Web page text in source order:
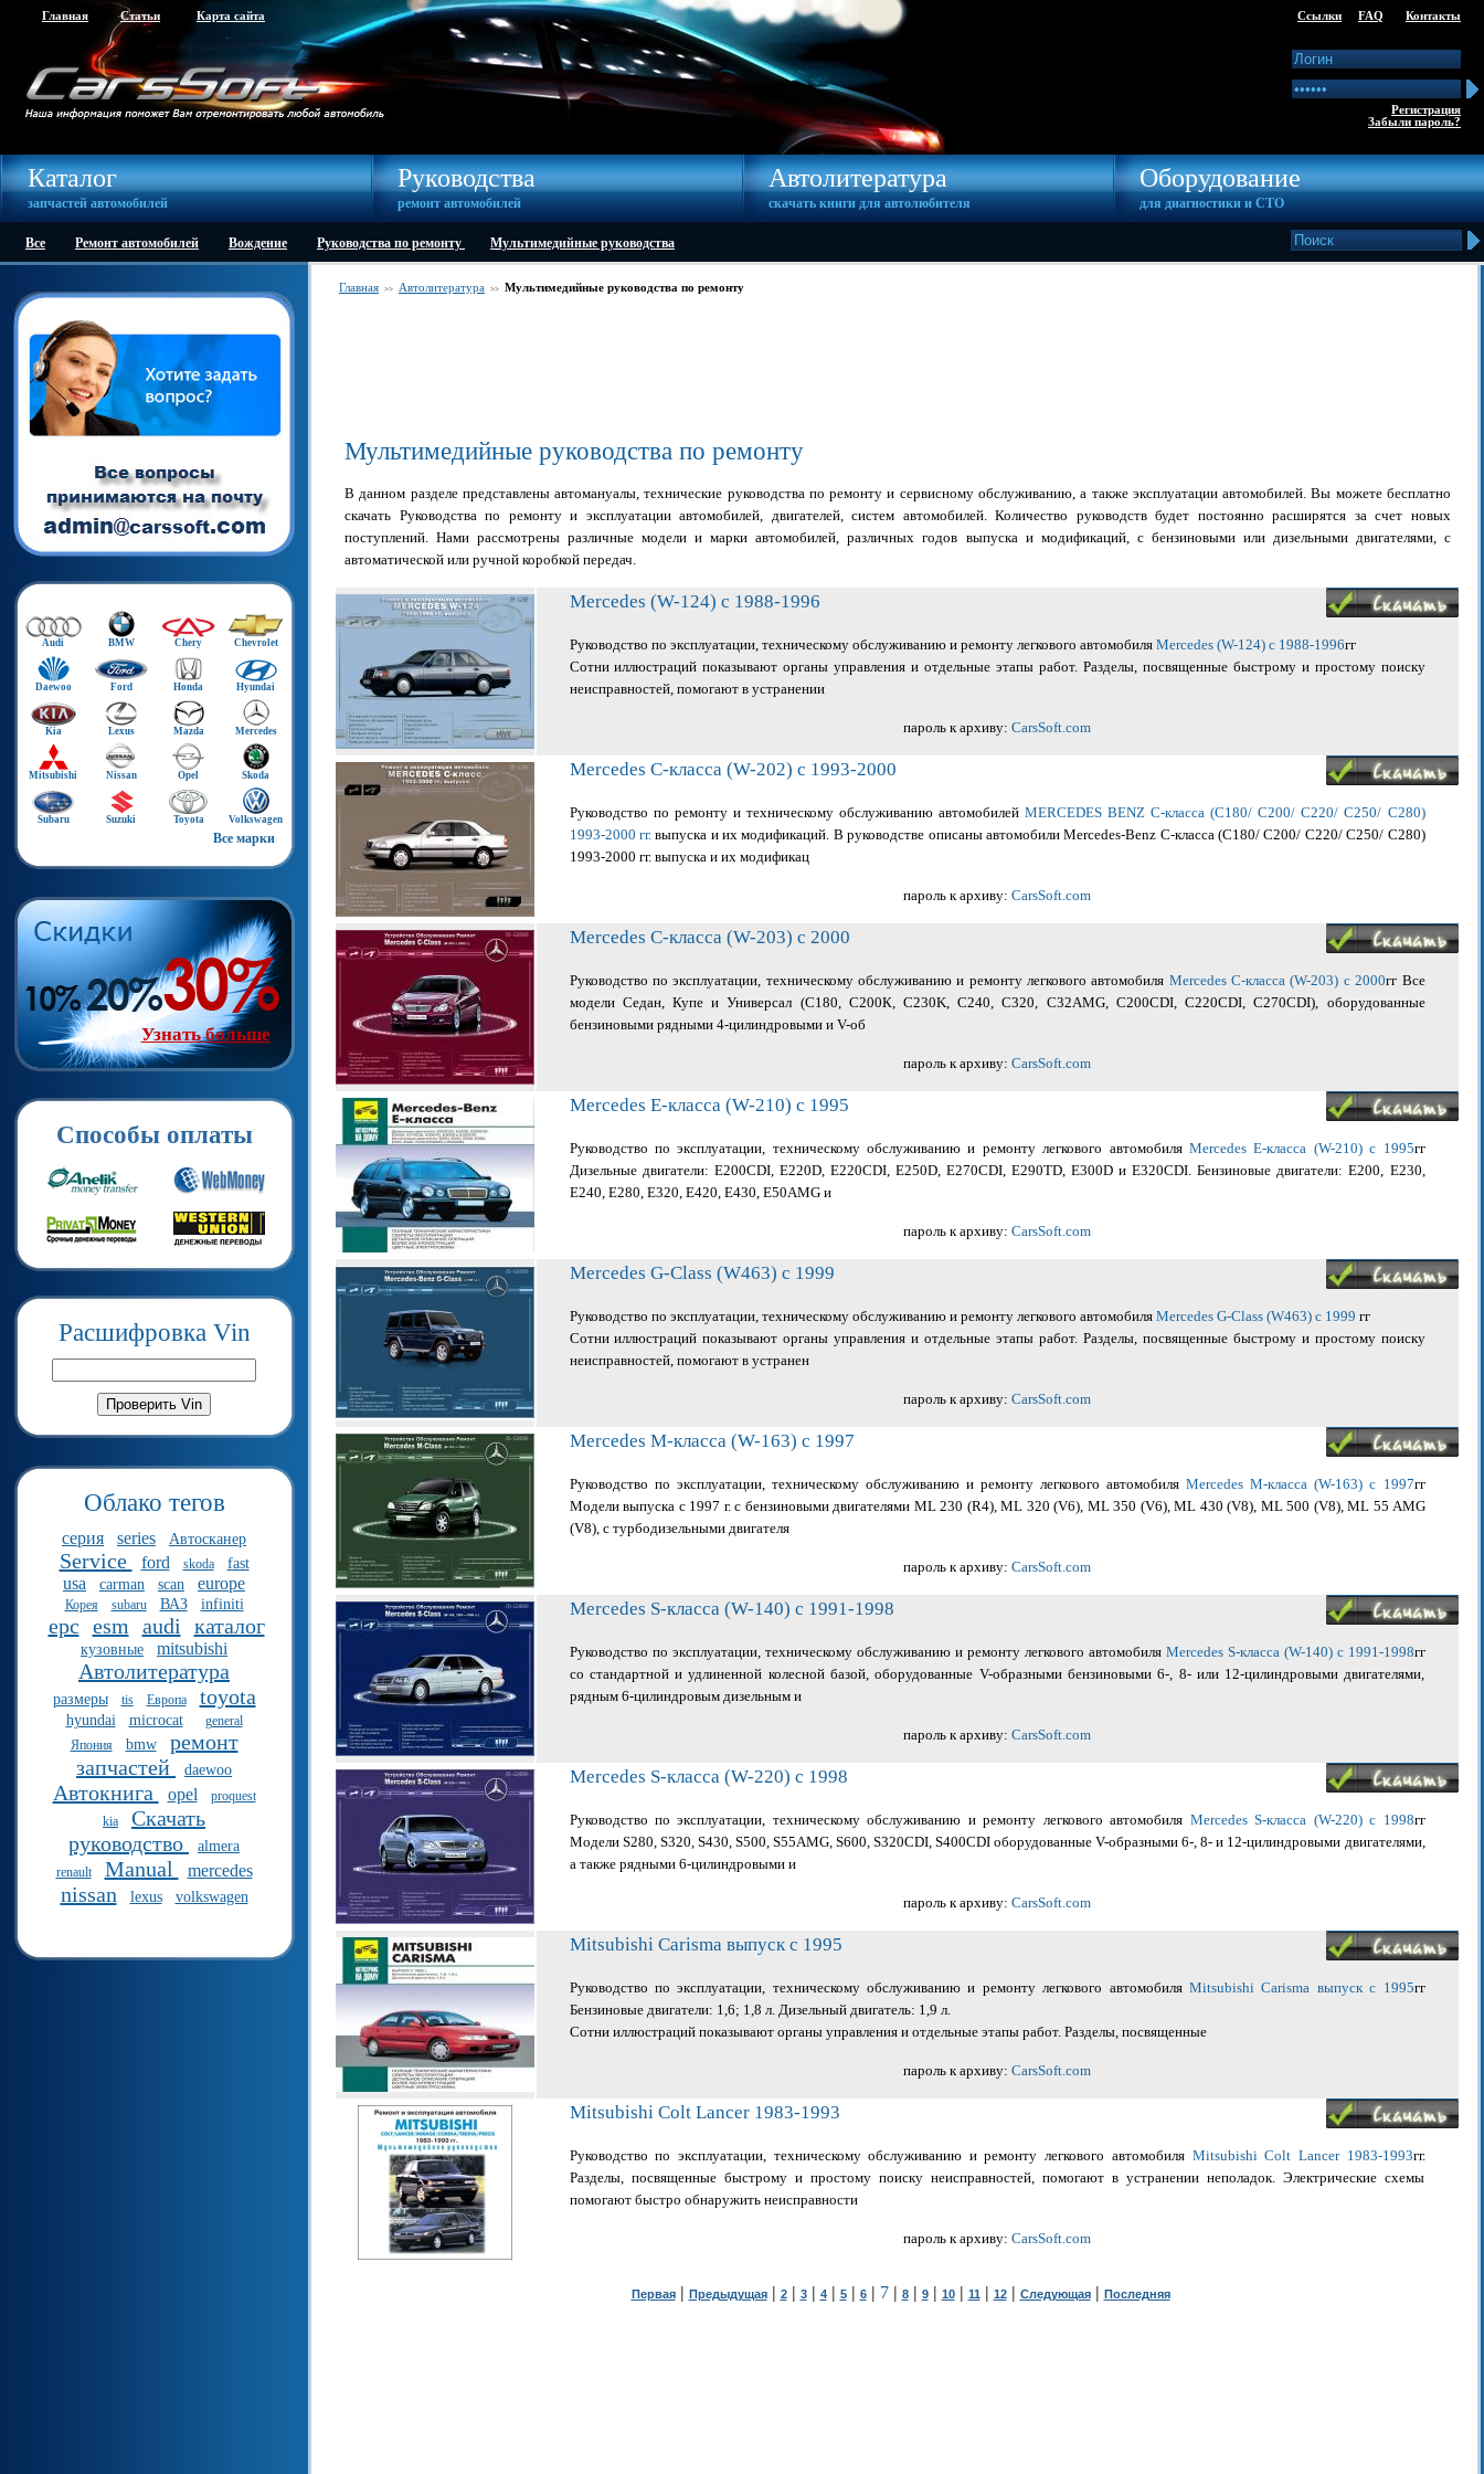
Главная Статьи Карта сайта Ссылки FAQ Контакты
Регистрация
Забыли пароль?
Каталог
запчастей автомобилей
Руководства
ремонт автомобилей
Автолитература
скачать книги для автолюбителя
Оборудование
для диагностики и СТО
Все Ремонт автомобилей Вождение Руководства по ремонту Мультимедийные руководства
Audi BMW Chery Chevrolet
Daewoo Ford Honda Hyundai
Kia Lexus Mazda Mercedes
Mitsubishi Nissan Opel Skoda
Subaru Suzuki Toyota Volkswagen
Все марки
Узнать больше
Способы оплаты
Расшифровка Vin
Облако тегов
серия series Автосканер
Service ford skoda fast
usa carman scan europe
Корея subaru ВАЗ infiniti
epc esm audi каталог
кузовные mitsubishi
Автолитература
размеры tis Европа toyota
hyundai microcat
general
Япония
bmw
ремонт
запчастей
daewoo
Автокнига opel
proquest
kia
Скачать
руководство
almera
renault Manual mercedes
nissan lexus volkswagen
Главная >> Автолитература >> Мультимедийные руководства по ремонту
Мультимедийные руководства по ремонту
В данном разделе представлены автомануалы, технические руководства по ремонту и сервисному обслуживанию, а также эксплуатации автомобилей. Вы можете бесплатно
скачать Руководства по ремонту и эксплуатации автомобилей, двигателей, систем автомобилей. Количество руководств будет постоянно расширятся за счет новых
поступлений. Нами рассмотрены различные модели и марки автомобилей, различных годов выпуска и модификаций, с бензиновыми или дизельными двигателями, с
автоматической или ручной коробкой передач.
Mercedes (W-124) с 1988-1996
Руководство по эксплуатации, техническому обслуживанию и ремонту легкового автомобиля Mercedes (W-124) с 1988-1996гг
Сотни иллюстраций показывают органы управления и отдельные этапы работ. Разделы, посвященные быстрому и простому поиску
неисправностей, помогают в устранении
пароль к архиву: CarsSoft.com
Mercedes C-класса (W-202) с 1993-2000
Руководство по ремонту и техническому обслуживанию автомобилей MERCEDES BENZ С-класса (С180/ С200/ С220/ С250/ С280)
1993-2000 гг.выпуска и их модификаций. В руководстве описаны автомобили Mercedes-Benz С-класса (С180/ С200/ С220/ С250/ С280)
1993-2000 гг. выпуска и их модификац
пароль к архиву: CarsSoft.com
Mercedes C-класса (W-203) с 2000
Руководство по эксплуатации, техническому обслуживанию и ремонту легкового автомобиля Mercedes C-класса (W-203) с 2000гг Все
модели Седан, Купе и Универсал (С180, С200К, C230K, С240, С320, С32AMG, С200CDI, C220CDI, C270CDI), оборудованные
бензиновыми рядными 4-цилиндровыми и V-об
пароль к архиву: CarsSoft.com
Mercedes E-класса (W-210) с 1995
Руководство по эксплуатации, техническому обслуживанию и ремонту легкового автомобиля Mercedes E-класса (W-210) с 1995гг
Дизельные двигатели: E200CDI, E220D, E220CDI, E250D, E270CDI, E290TD, E300D и E320CDI. Бензиновые двигатели: E200, E230,
E240, E280, E320, E420, E430, E50AMG и
пароль к архиву: CarsSoft.com
Mercedes G-Class (W463) с 1999
Руководство по эксплуатации, техническому обслуживанию и ремонту легкового автомобиля Mercedes G-Class (W463) с 1999 гг
Сотни иллюстраций показывают органы управления и отдельные этапы работ. Разделы, посвященные быстрому и простому поиску
неисправностей, помогают в устранен
пароль к архиву: CarsSoft.com
Mercedes M-класса (W-163) c 1997
Руководство по эксплуатации, техническому обслуживанию и ремонту легкового автомобиляMercedes M-класса (W-163) c 1997гг
Модели выпуска с 1997 г. с бензиновыми двигателями ML 230 (R4), ML 320 (V6), ML 350 (V6), ML 430 (V8), ML 500 (V8), ML 55 AMG
(V8), с турбодизельными двигателя
пароль к архиву: CarsSoft.com
Mercedes S-класса (W-140) с 1991-1998
Руководство по эксплуатации, техническому обслуживанию и ремонту легкового автомобиля Mercedes S-класса (W-140) с 1991-1998гг
со стандартной и удлиненной колесной базой, оборудованные V-образными бензиновыми 6-, 8- или 12-цилиндровыми двигателями,
рядным 6-цилиндровым дизельным и
пароль к архиву: CarsSoft.com
Mercedes S-класса (W-220) с 1998
Руководство по эксплуатации, техническому обслуживанию и ремонту легкового автомобиля Mercedes S-класса (W-220) с 1998гг
Модели S280, S320, S430, S500, S55AMG, S600, S320CDI, S400CDI оборудованные V-образными 6-, 8- и 12-цилиндровыми двигателями,
а также рядными 6-цилиндровыми и
пароль к архиву: CarsSoft.com
Mitsubishi Carisma выпуск с 1995
Руководство по эксплуатации, техническому обслуживанию и ремонту легкового автомобиля Mitsubishi Carisma выпуск с 1995гг
Бензиновые двигатели: 1,6; 1,8 л. Дизельный двигатель: 1,9 л.
Сотни иллюстраций показывают органы управления и отдельные этапы работ. Разделы, посвященные
пароль к архиву: CarsSoft.com
Mitsubishi Colt Lancer 1983-1993
Руководство по эксплуатации, техническому обслуживанию и ремонту легкового автомобиля Mitsubishi Colt Lancer 1983-1993гг.
Разделы, посвященные быстрому и простому поиску неисправностей, помогают в устранении неполадок. Электрические схемы
помогают быстро обнаружить неисправности
пароль к архиву: CarsSoft.com
Первая| Предыдущая| 2| 3| 4| 5| 6| 7| 8| 9| 10| 11 | 12| Следующая| Последняя